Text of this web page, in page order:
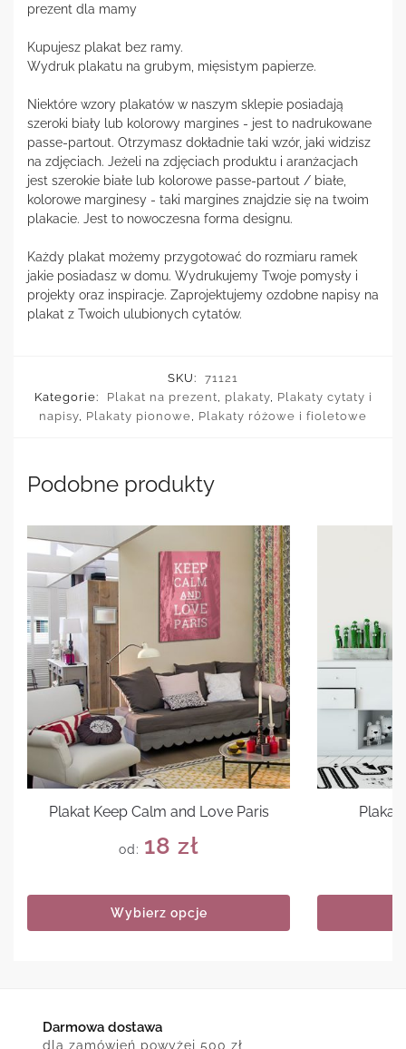
prezent dla mamy
Kupujesz plakat bez ramy.
Wydruk plakatu na grubym, mięsistym papierze.
Niektóre wzory plakatów w naszym sklepie posiadają
szeroki biały lub kolorowy margines - jest to nadrukowane
passe-partout. Otrzymasz dokładnie taki wzór, jaki widzisz
na zdjęciach. Jeżeli na zdjęciach produktu i aranżacjach
jest szerokie białe lub kolorowe passe-partout / białe,
kolorowe marginesy - taki margines znajdzie się na twoim
plakacie. Jest to nowoczesna forma designu.
Każdy plakat możemy przygotować do rozmiaru ramek
jakie posiadasz w domu. Wydrukujemy Twoje pomysły i
projekty oraz inspiracje. Zaprojektujemy ozdobne napisy na
plakat z Twoich ulubionych cytatów.
SKU:
71121
Kategorie:
Plakat na prezent plakaty, Plakaty cytaty i
napisy Plakaty pionowe Plakaty różowe i fioletowe
Podobne produkty
Plakat Keep Calm and Love Paris
od: 18 zł
Wybierz opcje
Plakat
Darmowa dostawa
dla zamówień powyżej 500 zł